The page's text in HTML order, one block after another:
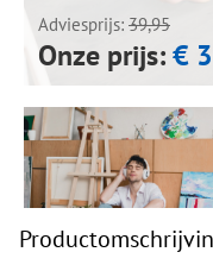
Adviesprijs: 39,95
Onze prijs:€